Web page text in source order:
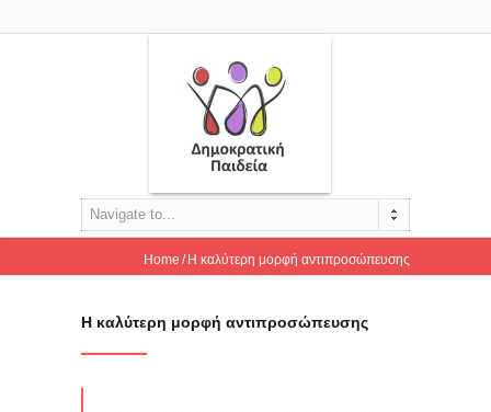
Navigate to...
Home Η καλύτερη μορφή αντιπροσώπευσης
Η καλύτερη μορφή αντιπροσώπευσης